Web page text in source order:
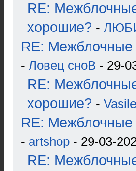
RE:
хорошие? -
RE: Межблочные
- Ловец сноВ - 29-
RE:
хорошие? -
RE: Межблочные
- artshop - 29-03-
RE: